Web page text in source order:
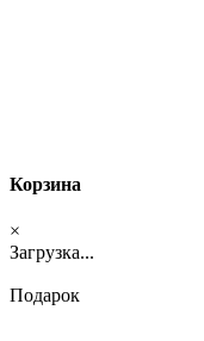
Корзина
×
Загрузка...
Подарок